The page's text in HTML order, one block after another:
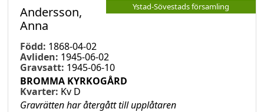
Ystad-Sövestads församling
Andersson,
Anna
Född: 1868-04-02
Avliden: 1945-06-02
Gravsatt: 1945-06-10
BROMMA KYRKOGÅRD
Kvarter: Kv D
Gravrätten har återgått till upplåtaren